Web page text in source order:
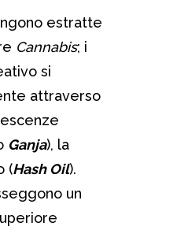
estratte
Cannabis; i
si
attraverso
Ganja), la
(Hash Oil).
un